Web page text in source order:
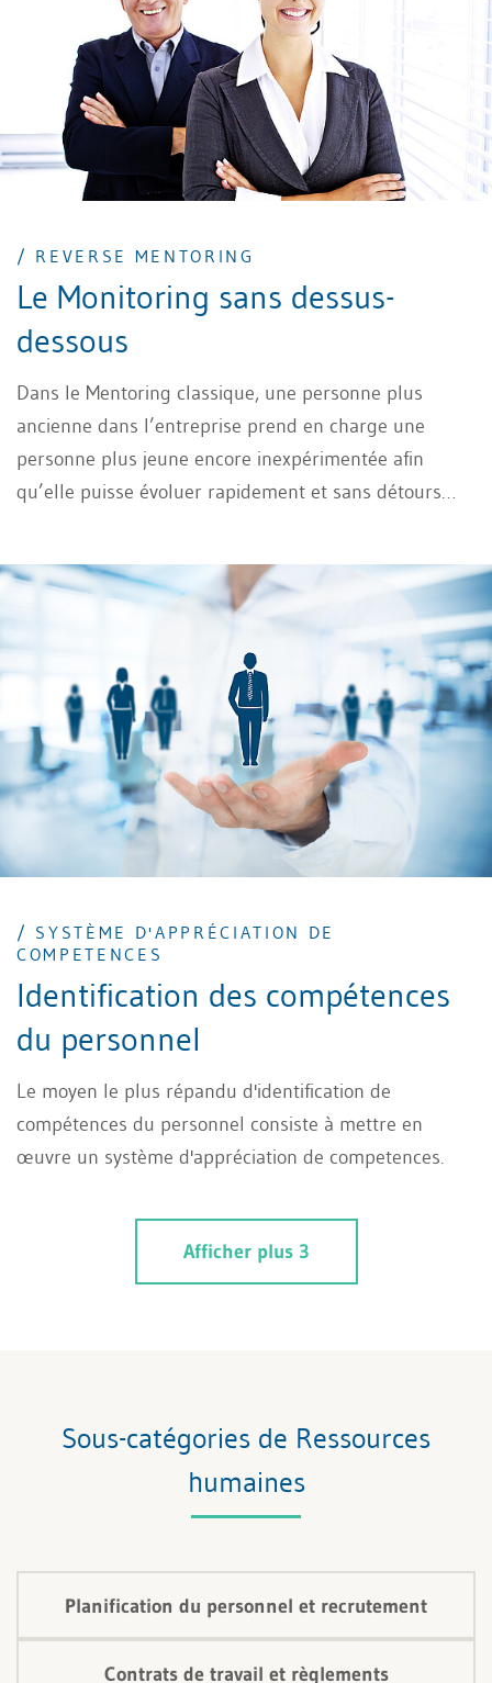
gestion, immédiatement applicables sur le lieu de
travail. Les cursus associent des enseignements
théoriques et pratiques. Les formations à plein temps
comprennent aussi des stages sur le terrain.
/ REVERSE MENTORING
Le Monitoring sans dessus-
dessous
Dans le Mentoring classique, une personne plus
ancienne dans l’entreprise prend en charge une
personne plus jeune encore inexpérimentée afin
qu’elle puisse évoluer rapidement et sans détours
le Junior coache le Senior sur des thématiques dans
lesquelles le jeune en connaît plus que l’ancien.
/ SYSTÈME D'APPRÉCIATION DE
COMPETENCES
Identification des compétences
du personnel
Le moyen le plus répandu d'identification de
compétences du personnel consiste à mettre en
œuvre un système d'appréciation de competences.
Afficher plus 3
Sous-catégories de Ressources
humaines
Planification du personnel et recrutement
Contrats de travail et règlements